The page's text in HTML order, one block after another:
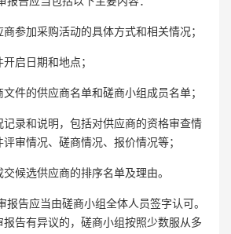
商参加采购活动的具体方式和相关情况；
开启日期和地点；
文件的供应商名单和磋商小组成员名单；
记录和说明，包括对供应商的资格审查情
审情况、磋商情况、报价情况等；
交候选供应商的排序名单及理由。
报告应当由磋商小组全体人员签字认可。
告有异议的，磋商小组按照少数服从多